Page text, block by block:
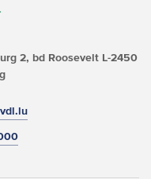
2, bd Roosevelt L-2450